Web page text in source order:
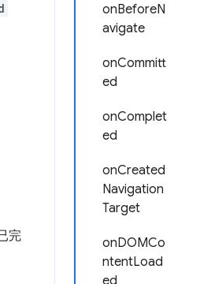
onBeforeN
avigate
onCommitt
ed
onComplet
ed
onCreated
Navigation
Target
onDOMCo
ntentLoad
ed
完